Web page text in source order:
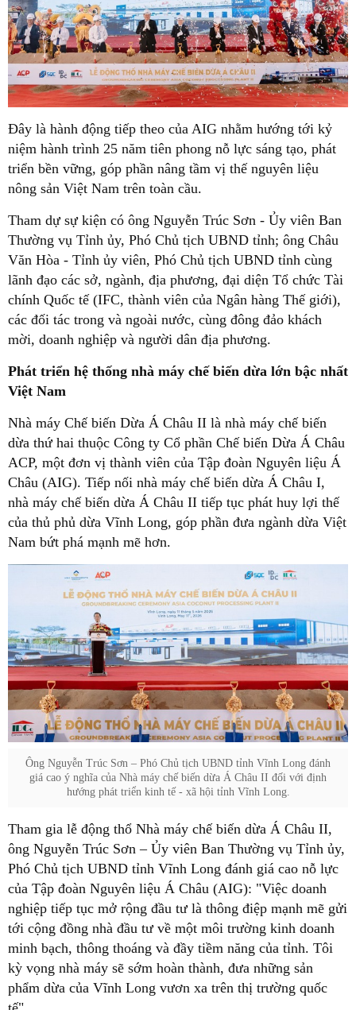
Đây là hành động tiếp theo của AIG nhằm hướng tới kỷ
niệm hành trình 25 năm tiên phong nỗ lực sáng tạo, phát
triển bền vững, góp phần nâng tầm vị thế nguyên liệu
nông sản Việt Nam trên toàn cầu.
Tham dự sự kiện có ông Nguyễn Trúc Sơn - Ủy viên Ban
Thường vụ Tỉnh ủy, Phó Chủ tịch UBND tỉnh; ông Châu
Văn Hòa - Tỉnh ủy viên, Phó Chủ tịch UBND tỉnh cùng
lãnh đạo các sở, ngành, địa phương, đại diện Tổ chức Tài
chính Quốc tế (IFC, thành viên của Ngân hàng Thế giới),
các đối tác trong và ngoài nước, cùng đông đảo khách
mời, doanh nghiệp và người dân địa phương.
Phát triển hệ thống nhà máy chế biến dừa lớn bậc nhất
Việt Nam
Nhà máy Chế biến Dừa Á Châu II là nhà máy chế biến
dừa thứ hai thuộc Công ty Cổ phần Chế biến Dừa Á Châu
ACP, một đơn vị thành viên của Tập đoàn Nguyên liệu Á
Châu (AIG). Tiếp nối nhà máy chế biến dừa Á Châu I,
nhà máy chế biến dừa Á Châu II tiếp tục phát huy lợi thế
của thủ phủ dừa Vĩnh Long, góp phần đưa ngành dừa Việt
Nam bứt phá mạnh mẽ hơn.
Ông Nguyễn Trúc Sơn – Phó Chủ tịch UBND tỉnh Vĩnh Long đánh
giá cao ý nghĩa của Nhà máy chế biến dừa Á Châu II đối với định
hướng phát triển kinh tế - xã hội tỉnh Vĩnh Long.
Tham gia lễ động thổ Nhà máy chế biến dừa Á Châu II,
ông Nguyễn Trúc Sơn – Ủy viên Ban Thường vụ Tỉnh ủy,
Phó Chủ tịch UBND tỉnh Vĩnh Long đánh giá cao nỗ lực
của Tập đoàn Nguyên liệu Á Châu (AIG): "Việc doanh
nghiệp tiếp tục mở rộng đầu tư là thông điệp mạnh mẽ gửi
tới cộng đồng nhà đầu tư về một môi trường kinh doanh
minh bạch, thông thoáng và đầy tiềm năng của tỉnh. Tôi
kỳ vọng nhà máy sẽ sớm hoàn thành, đưa những sản
phẩm dừa của Vĩnh Long vươn xa trên thị trường quốc